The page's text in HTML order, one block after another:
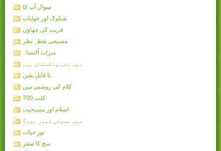
سوال آپ کا
شکوک اور جوابات
قربت کی چھاؤں
مسیحی نقطہِ نظر
میرات اُلنساہ
میں بھی پاکستان ہوں
نا قابلِ یقین
کلام کی روشنی میں
کلب 700
اسلام اور مسیحیت
میں مسیحی کیوں ہوں؟
نورِ حیات
سچ کا سفر